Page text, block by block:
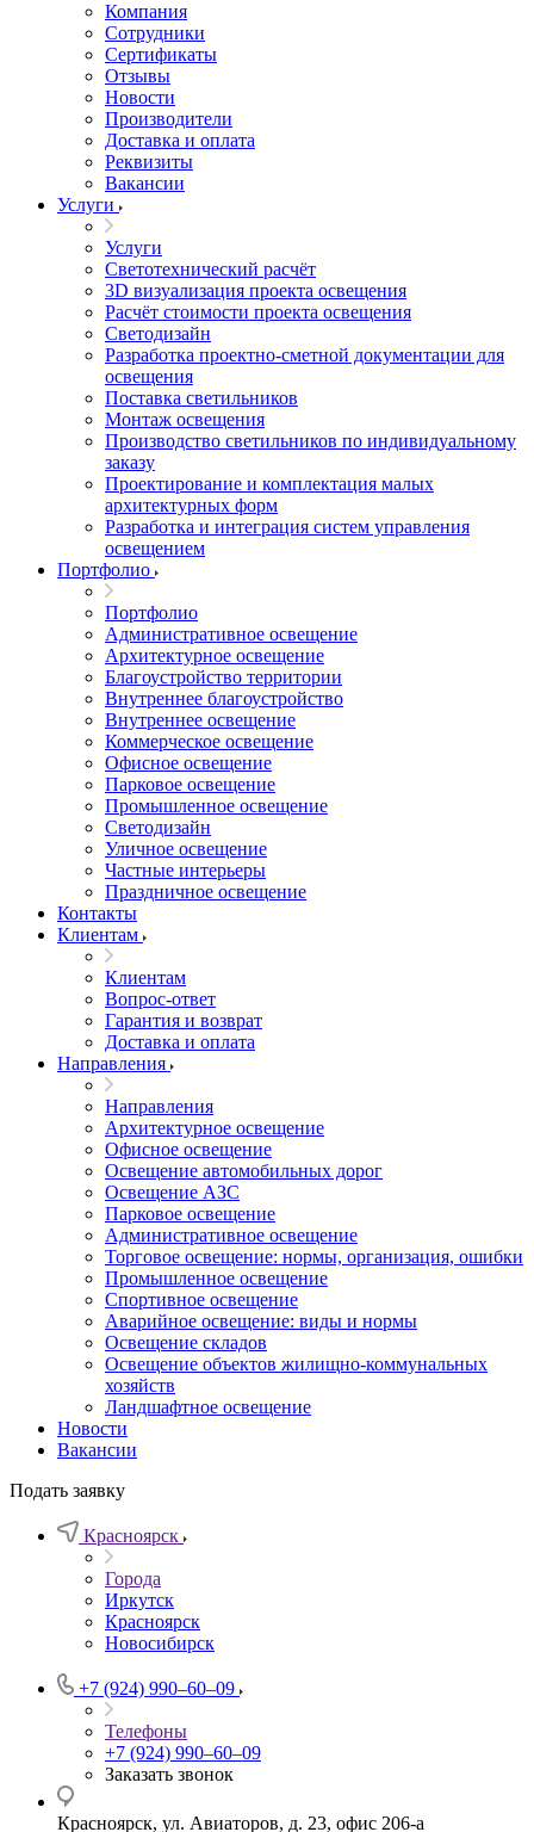
Компания
Сотрудники
Сертификаты
Отзывы
Новости
Производители
Доставка и оплата
Реквизиты
Вакансии
Услуги
Услуги
Светотехнический расчёт
3D визуализация проекта освещения
Расчёт стоимости проекта освещения
Светодизайн
Разработка проектно-сметной документации для
освещения
Поставка светильников
Монтаж освещения
Производство светильников по индивидуальному
заказу
Проектирование и комплектация малых
архитектурных форм
Разработка и интеграция систем управления
освещением
Портфолио
Портфолио
Административное освещение
Архитектурное освещение
Благоустройство территории
Внутреннее благоустройство
Внутреннее освещение
Коммерческое освещение
Офисное освещение
Парковое освещение
Промышленное освещение
Светодизайн
Уличное освещение
Частные интерьеры
Праздничное освещение
Контакты
Клиентам
Клиентам
Вопрос-ответ
Гарантия и возврат
Доставка и оплата
Направления
Направления
Архитектурное освещение
Офисное освещение
Освещение автомобильных дорог
Освещение АЗС
Парковое освещение
Административное освещение
Торговое освещение: нормы, организация, ошибки
Промышленное освещение
Спортивное освещение
Аварийное освещение: виды и нормы
Освещение складов
Освещение объектов жилищно-коммунальных
хозяйств
Ландшафтное освещение
Новости
Вакансии
Подать заявку
Красноярск
Города
Иркутск
Красноярск
Новосибирск
+7 (924) 990‒60‒09
Телефоны
+7 (924) 990‒60‒09
Заказать звонок
Красноярск, ул. Авиаторов, д. 23, офис 206-а